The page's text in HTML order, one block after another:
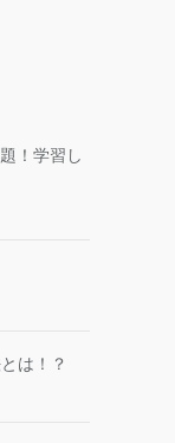
！学習し
は！？